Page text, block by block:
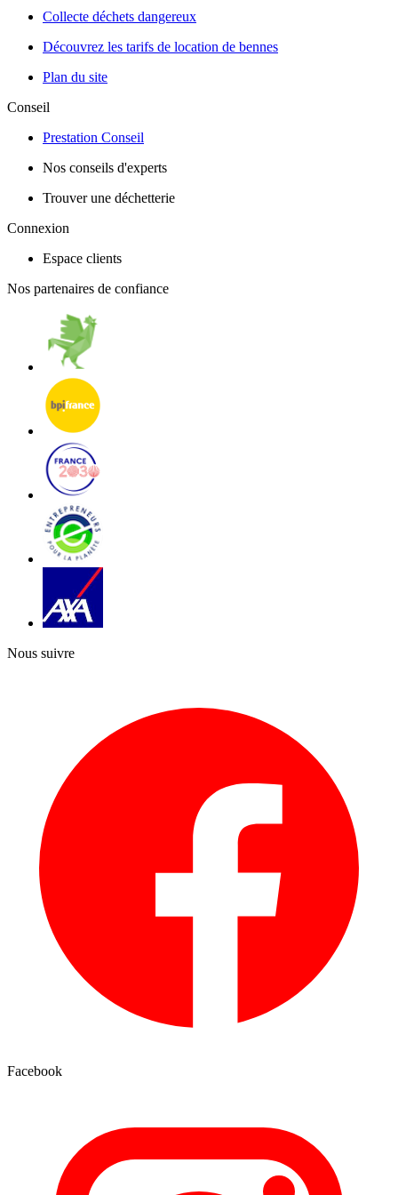
Collecte déchets dangereux
Découvrez les tarifs de location de bennes
Plan du site
Conseil
Prestation Conseil
Nos conseils d'experts
Trouver une déchetterie
Connexion
Espace clients
Nos partenaires de confiance
Nous suivre
Facebook